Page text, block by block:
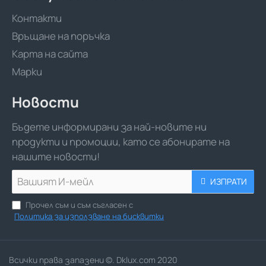
Контакти
Връщане на поръчка
Карта на сайта
Марки
Новости
Бъдете информирани за най-новите ни
продукти и промоции, като се абонирате на
нашите новости!
И-
мейл
ИЗПРАТИ
Прочел съм и съм съгласен с
Политика за използване на бисквитки
Всички права запазени ©. Dklux.com 2020